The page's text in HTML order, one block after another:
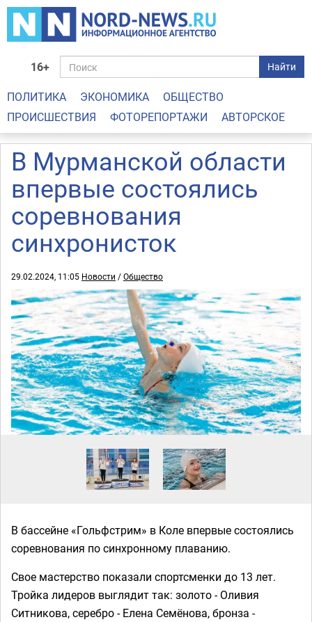
16+ Найти
ПОЛИТИКА ЭКОНОМИКА
ОБЩЕСТВО
ПРОИСШЕСТВИЯ
ФОТОРЕПОРТАЖИ АВТОРСКОЕ
В Мурманской области
впервые состоялись
соревнования
синхронисток
29.02.2024, 11:05 Новости /Общество
В бассейне «Гольфстрим» в Коле впервые состоялись
соревнования по синхронному плаванию.
Свое мастерство показали спортсменки до 13 лет.
Тройка лидеров выглядит так: золото - Оливия
Ситникова, серебро - Елена Семёнова, бронза -